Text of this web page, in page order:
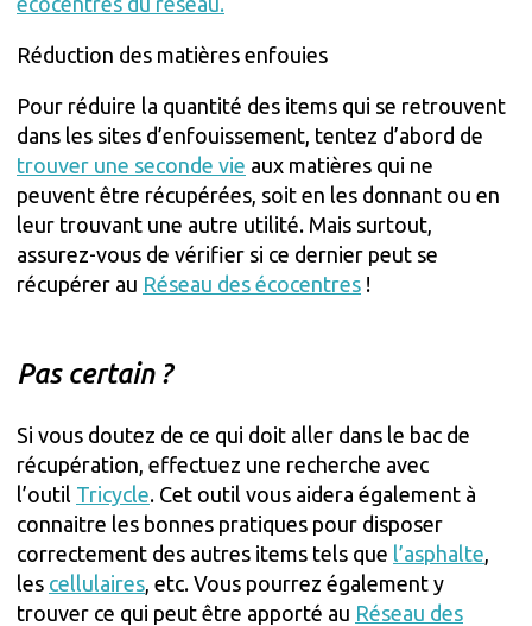
Réduction des matières enfouies
Pour réduire la quantité des items qui se retrouvent
dans les sites d’enfouissement, tentez d’abord de
trouver une seconde vie aux matières qui ne
peuvent être récupérées, soit en les donnant ou en
leur trouvant une autre utilité. Mais surtout,
assurez-vous de vérifier si ce dernier peut se
récupérer au Réseau des écocentres !
Pas certain ?
Si vous doutez de ce qui doit aller dans le bac de
récupération, effectuez une recherche avec
l’outil Tricycle. Cet outil vous aidera également à
connaitre les bonnes pratiques pour disposer
correctement des autres items tels que l’asphalte
les cellulaires , etc. Vous pourrez également y
trouver ce qui peut être apporté au Réseau des